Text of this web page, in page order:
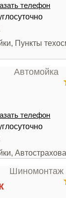
телефон
Пункты
телефон